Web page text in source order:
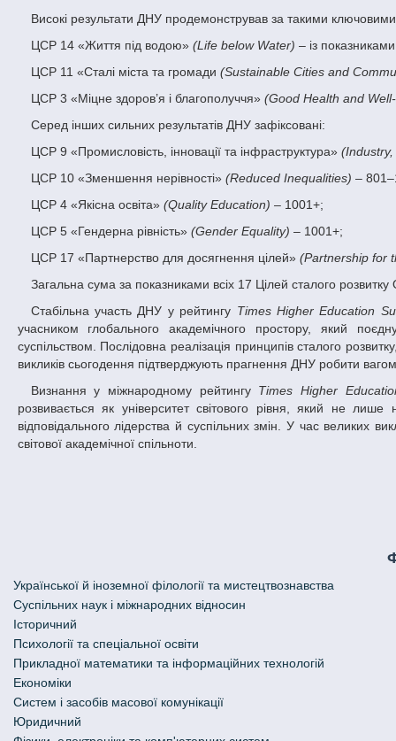
Високі результати ДНУ продемонстрував за такими
ЦСР 14 «Життя під водою» (Life below Water) – із
ЦСР 11 «Сталі міста та громади (Sustainable Cities and
ЦСР 3 «Міцне здоров’я і благополуччя» (Good Health and
Серед інших сильних результатів ДНУ зафіксовані:
ЦСР 9 «Промисловість, інновації та інфраструктура»
ЦСР 10 «Зменшення нерівності» (Reduced Inequalities) –
ЦСР 4 «Якісна освіта» (Quality Education) – 1001+;
ЦСР 5 «Гендерна рівність» (Gender Equality) – 1001+;
ЦСР 17 «Партнерство для досягнення цілей» (Partnership for
Загальна сума за показниками всіх 17 Цілей сталого
Стабільна участь ДНУ у рейтингу Times Higher Education
учасником глобального академічного простору, який
суспільством. Послідовна реалізація принципів сталого
викликів сьогодення підтверджують прагнення ДНУ робити
Визнання у міжнародному рейтингу Times Higher
розвивається як університет світового рівня, який не
відповідального лідерства й суспільних змін. У час великих
світової академічної спільноти.
Української й іноземної філології та мистецтвознавства
Cуспільних наук і міжнародних відносин
Історичний
Психології та спеціальної освіти
Прикладної математики та інформаційних технологій
Економіки
Систем і засобів масової комунікації
Юридичний